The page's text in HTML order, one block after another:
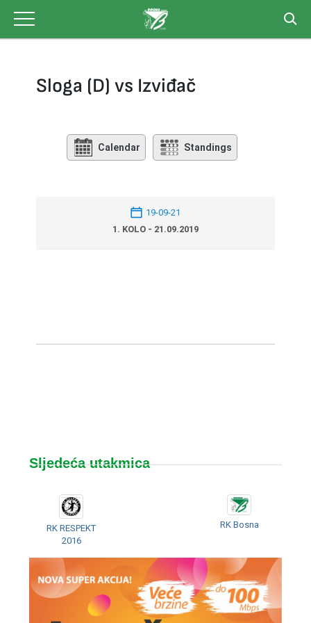
content
Sloga (D) vs Izviđač
Calendar Standings
19-09-21
1. KOLO - 21.09.2019
Sljedeća utakmica
RK RESPEKT
2016
RK Bosna